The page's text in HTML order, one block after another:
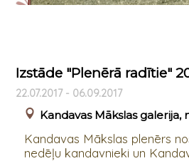
Izstāde "Plenērā radītie"
22.07.2017 - 06.09.2017
Kandavas Mākslas galerija,
Kandavas Mākslas plenērs
nedēļu kandavnieki un